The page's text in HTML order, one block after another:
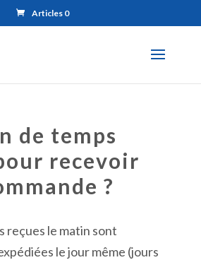
Articles 0
de temps
recevoir
?
reçues le matin sont
le jour même (jours